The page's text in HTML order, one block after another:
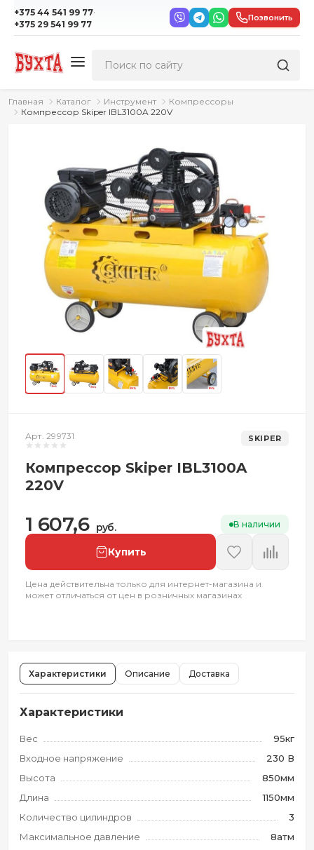
+375 44 541 99 77·
+375 29 541 99 77
Позвонить
Главная Каталог Инструмент
Компрессоры
Компрессор Skiper IBL3100A 220V
Арт. 299731 SKIPER
Компрессор Skiper IBL3100A
220V
1 607,6 руб. В наличии
Купить
Цена действительна только для интернет-магазина и
может отличаться от цен в розничных магазинах
Характеристики Описание Доставка
Характеристики
Вес
95кг
Входное напряжение
230 В
Высота
850мм
Длина
1150мм
Количество цилиндров
3
Максимальное давление
8атм